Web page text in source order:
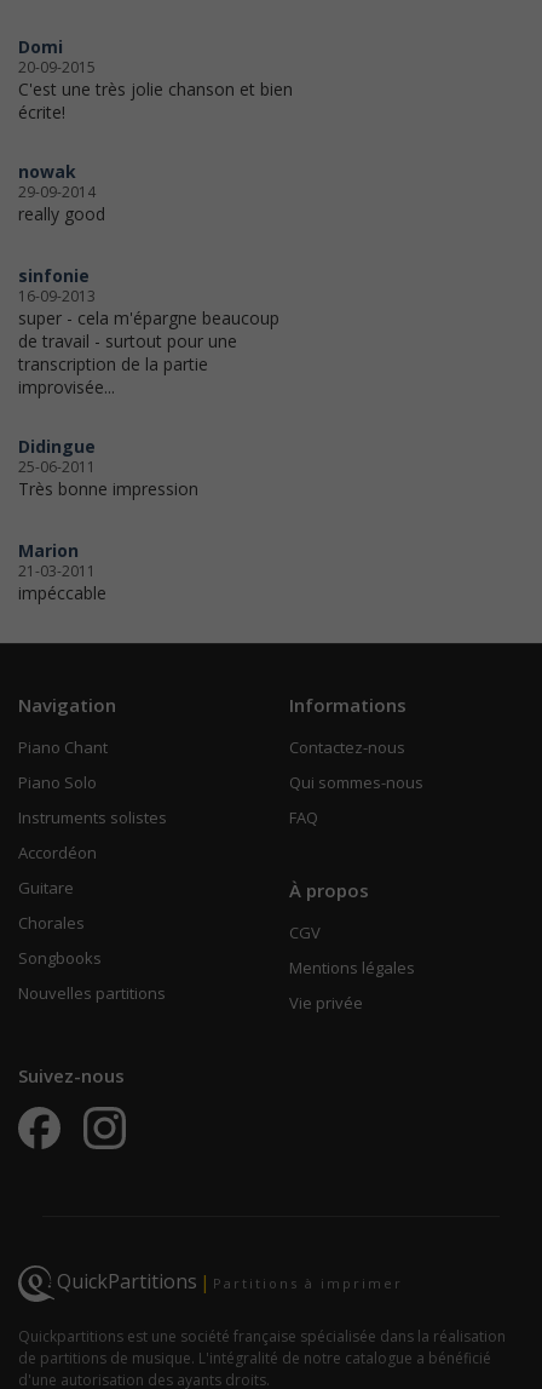
Domi
20-09-2015
C'est une très jolie chanson et bien
écrite!
nowak
29-09-2014
really good
sinfonie
16-09-2013
super - cela m'épargne beaucoup
de travail - surtout pour une
transcription de la partie
improvisée...
Didingue
25-06-2011
Très bonne impression
Marion
21-03-2011
impéccable
Navigation
Piano Chant
Piano Solo
Instruments solistes
Accordéon
Guitare
Chorales
Songbooks
Nouvelles partitions
Informations
Contactez-nous
Qui sommes-nous
FAQ
À propos
CGV
Mentions légales
Vie privée
Suivez-nous
QuickPartitions | Partitions à imprimer
Quickpartitions est une société française spécialisée dans la réalisation
de partitions de musique. L'intégralité de notre catalogue a bénéficié
d'une autorisation des ayants droits.